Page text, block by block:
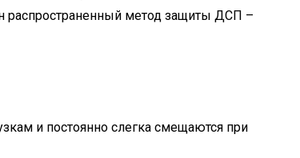
распространенный метод защиты ДСП –
и постоянно слегка смещаются при